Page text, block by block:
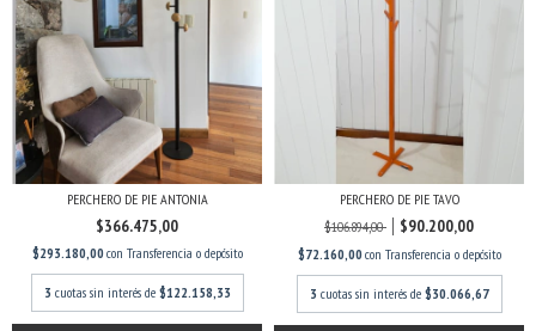
PERCHERO DE PIE ANTONIA
$366.475,00
$293.180,00con Transferencia o depósito
3 cuotas sin interés de $122.158,33
PERCHERO DE PIE TAVO
$106.894,00
$90.200,00
$72.160,00con Transferencia o depósito
3 cuotas sin interés de $30.066,67